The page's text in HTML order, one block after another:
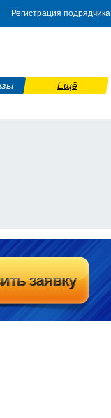
Регистрация подрядчика
Ещё